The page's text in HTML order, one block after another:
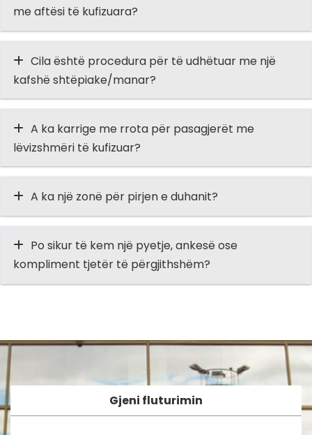
me aftësi të kufizuara?
Cila është procedura për të udhëtuar me një
kafshë shtëpiake/manar?
A ka karrige me rrota për pasagjerët me
lëvizshmëri të kufizuar?
A ka një zonë për pirjen e duhanit?
Po sikur të kem një pyetje, ankesë ose
kompliment tjetër të përgjithshëm?
Gjeni fluturimin